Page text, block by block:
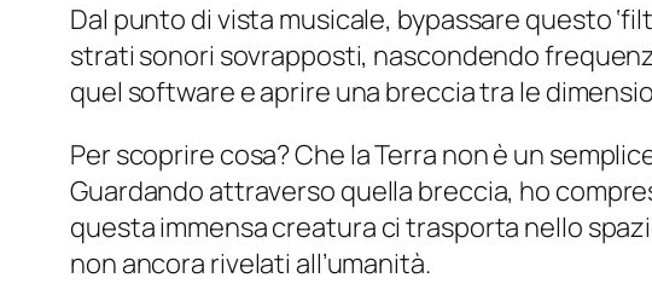
Dal punto di vista musicale, bypassare questo
strati sonori sovrapposti, nascondendo
quel software e aprire una breccia tra le
Per scoprire cosa? Che la Terra non è un
Guardando attraverso quella breccia, ho
questa immensa creatura ci trasporta nello
non ancora rivelati all’umanità.